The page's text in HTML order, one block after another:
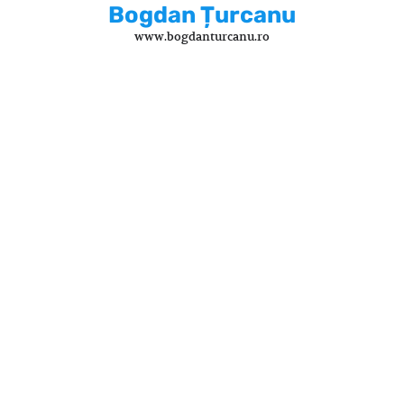
Bogdan Țurcanu
www.bogdanturcanu.ro